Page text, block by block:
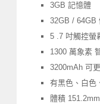
3GB 記憶體
32GB / 64GB
5 .7 吋觸控螢
1300 萬象素
3200mAh 可
有黑色、白色
體積